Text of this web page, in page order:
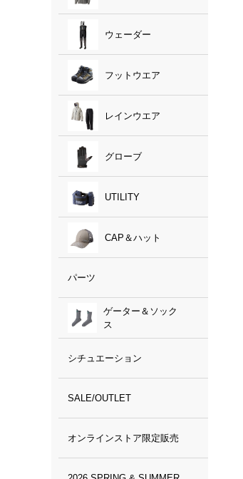
ウェーダー
フットウエア
レインウエア
グローブ
UTILITY
CAP＆ハット
パーツ
ゲーター＆ソック
ス
シチュエーション
SALE/OUTLET
オンラインストア限定販売